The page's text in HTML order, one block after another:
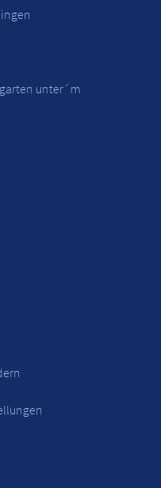
unter´m